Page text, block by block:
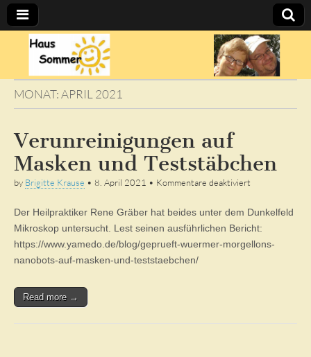
Sommer's
BLOG
MONAT:APRIL 2021
Verunreinigungen auf
Masken und Teststäbchen
by Brigitte Krause • 8. April 2021 • Kommentare deaktiviert
Masken
und
Der Heilpraktiker Rene Gräber hat beides unter dem Dunkelfeld
Mikroskop untersucht. Lest seinen ausführlichen Bericht:
https://www.yamedo.de/blog/geprueft-wuermer-morgellons-
nanobots-auf-masken-und-teststaebchen/
Read more →